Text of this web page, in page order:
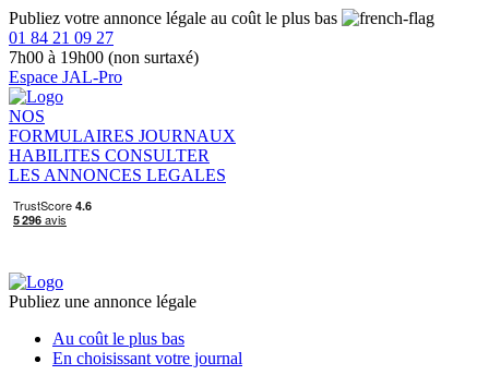
Publiez votre annonce légale au coût le plus bas
01 84 21 09 27
7h00 à 19h00 (non surtaxé)
Espace JAL-Pro
NOS
FORMULAIRES JOURNAUX
HABILITES CONSULTER
LES ANNONCES LEGALES
Publiez une annonce légale
Au coût le plus bas
En choisissant votre journal